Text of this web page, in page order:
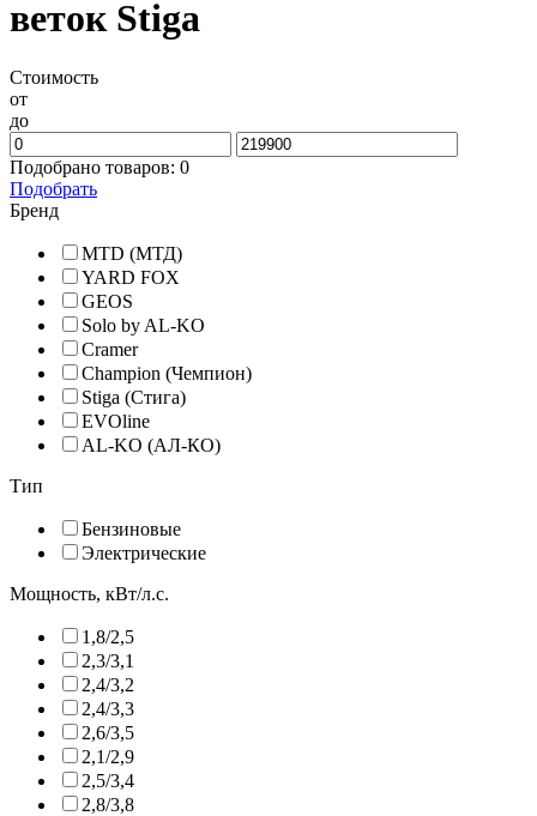
веток Stiga
Стоимость
от
до
Подобрано товаров: 0
Подобрать
Бренд
MTD (МТД)
YARD FOX
GEOS
Solo by AL-KO
Cramer
Champion (Чемпион)
Stiga (Стига)
EVOline
AL-KO (АЛ-КО)
Тип
Бензиновые
Электрические
Мощность, кВт/л.с.
1,8/2,5
2,3/3,1
2,4/3,2
2,4/3,3
2,6/3,5
2,1/2,9
2,5/3,4
2,8/3,8